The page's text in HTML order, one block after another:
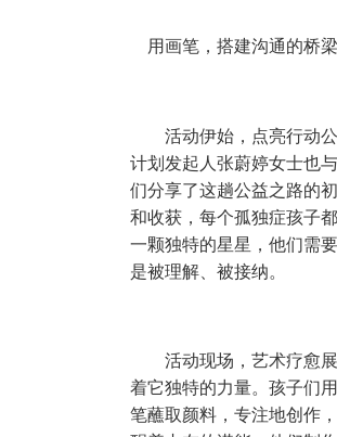
用画笔，搭建沟通的桥梁
活动伊始，点亮行动
计划发起人张蔚婷女士也
们分享了这趟公益之路的
和收获，每个孤独症孩子
一颗独特的星星，他们需
是被理解、被接纳。
活动现场，艺术疗愈
着它独特的力量。孩子们
笔蘸取颜料，专注地创作